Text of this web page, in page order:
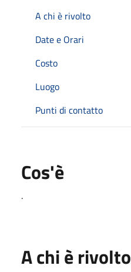
A chi è rivolto
Date e Orari
Costo
Luogo
Punti di contatto
Cos'è
.
A chi è rivolto